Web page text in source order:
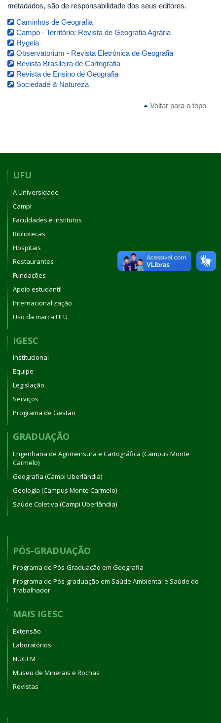
metadados, são de responsabilidade dos seus editores.
Caminhos de Geografia
Campo - Território: Revista de Geografia Agrária
Hygeia
Observatorium - Revista Eletrônica de Geografia
Revista Brasileira de Cartografia
Revista de Ensino de Geografia
Sociedade & Natureza
Voltar para o topo
UFU
A Universidade
Campi
Faculdades e Institutos
Bibliotecas
Hospitais
Restaurantes
Fundações
Apoio estudantil
Internacionalização
Uso da marca UFU
IGESC
Institucional
Equipe
Legislação
Serviços
Programa de Gestão
GRADUAÇÃO
Engenharia de Agrimensura e Cartográfica (Campus Monte
Carmelo)
Geografia (Campi Uberlândia)
Geologia (Campus Monte Carmelo)
Saúde Coletiva (Campi Uberlândia)
PÓS-GRADUAÇÃO
Programa de Pós-Graduação em Geografia
Programa de Pós-graduação em Saúde Ambiental e Saúde do
Trabalhador
MAIS IGESC
Extensão
Laboratórios
NUGEM
Museu de Minerais e Rochas
Revistas